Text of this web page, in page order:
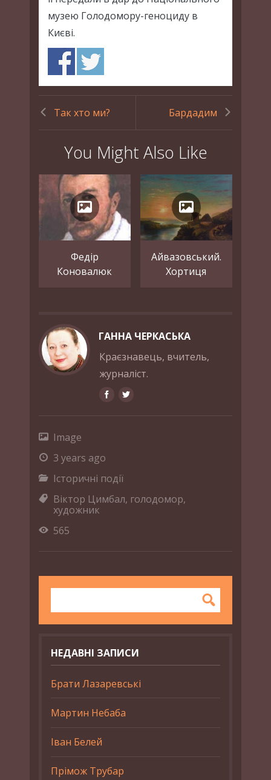
музею Голодомору-геноциду в
Києві.
Так хто ми? Бардадим
You Might Also Like
Федір
Коновалюк
Айвазовський.
Хортиця
ГАННА ЧЕРКАСЬКА
Краєзнавець, вчитель,
журналіст.
Image
3 years ago
Історичні події
Віктор Цимбал, голодомор,
художник
565
НЕДАВНІ ЗАПИСИ
Брати Лазаревські
Мартин Небаба
Іван Белей
Прімож Трубар